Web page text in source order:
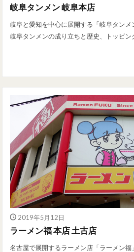
岐阜タンメン 岐阜本店
岐阜と愛知を中心に展開する「岐阜タンメ
岐阜タンメンの成り立ちと歴史、トッピン
2019年5月12日
ラーメン福 本店 土古店
名古屋で展開するラーメン店「ラーメン